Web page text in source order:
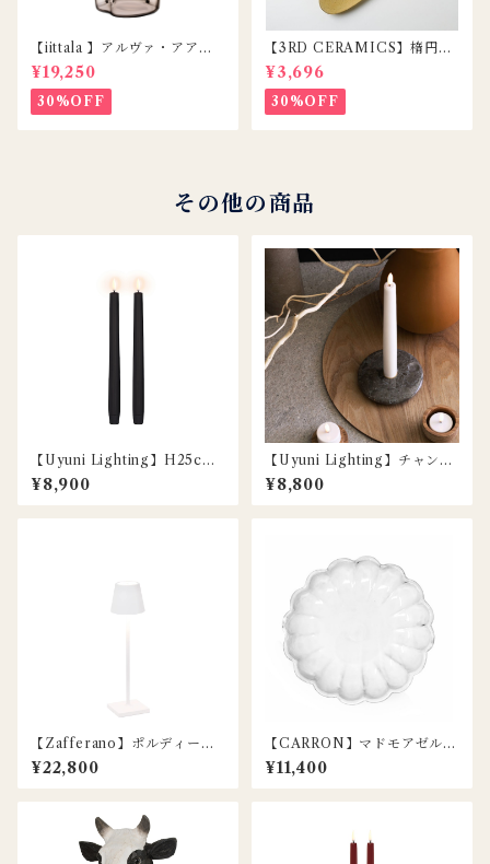
【iittala 】アルヴァ・アアル
トコレクション ベース220m
m リネン
¥19,250
30%OFF
【3RD CERAMICS】楕円皿
/ DAENZARA / YELLOW /
M
¥3,696
30%OFF
その他の商品
【Uyuni Lighting】H25cm /
LEDクラシックテーパーキャ
ンドル / プレーンブラック / 2
¥8,900
【Uyuni Lighting】チャンバ
ーキャンドルホルダー / グリ
ーン
¥8,800
【Zafferano】ポルディーナ
マイクロ ポータブルランプ /
ホワイト
¥22,800
【CARRON】マドモアゼルプ
レート / ラウンドプラッター
¥11,400